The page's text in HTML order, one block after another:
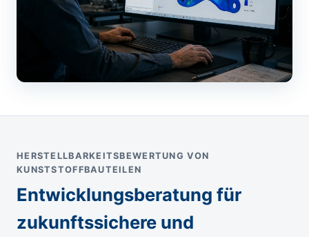
HERSTELLBARKEITSBEWERTUNG VON
KUNSTSTOFFBAUTEILEN
Entwicklungsberatung für
zukunftssichere und